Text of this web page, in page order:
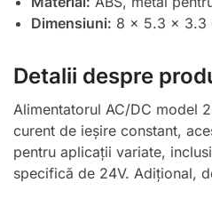
Dimensiuni: 8 x 5.3 x 3.3
Detalii despre
Alimentatorul AC/DC model
curent de ieșire constant,
pentru aplicații variate,
specifică de 24V. Adițional,